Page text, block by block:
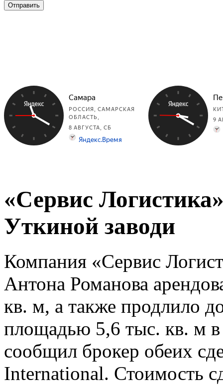
«Сервис
Уткиной заводи
Компания «Сервис
Антона Романова
кв. м, а также продлило
площадью 5,6 тыс. кв. м в
сообщил брокер обеих
International. Стоимость